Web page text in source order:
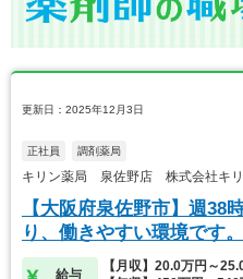
更新日：2025年12月3日
正社員 調剤薬局
キリン薬局 泉佐野店 株式会社キリ
【大阪府泉佐野市】週38
り、働きやすい環境です。
給与
【月収】20.0万円～